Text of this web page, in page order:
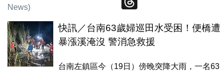
News)
快訊／台南63歲婦巡田水受困！便橋遭
暴漲溪淹沒 警消急救援
台南左鎮區今（19日）傍晚突降大雨，一名63